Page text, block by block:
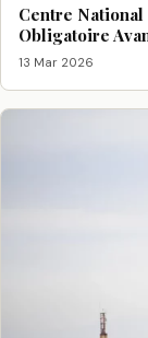
Centre
Obligatoire
13 Mar 2026